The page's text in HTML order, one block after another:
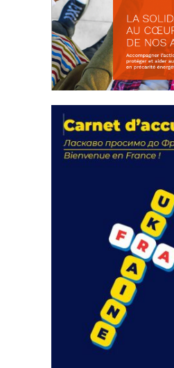
actions
18 septembre 2023
FEUILLETER